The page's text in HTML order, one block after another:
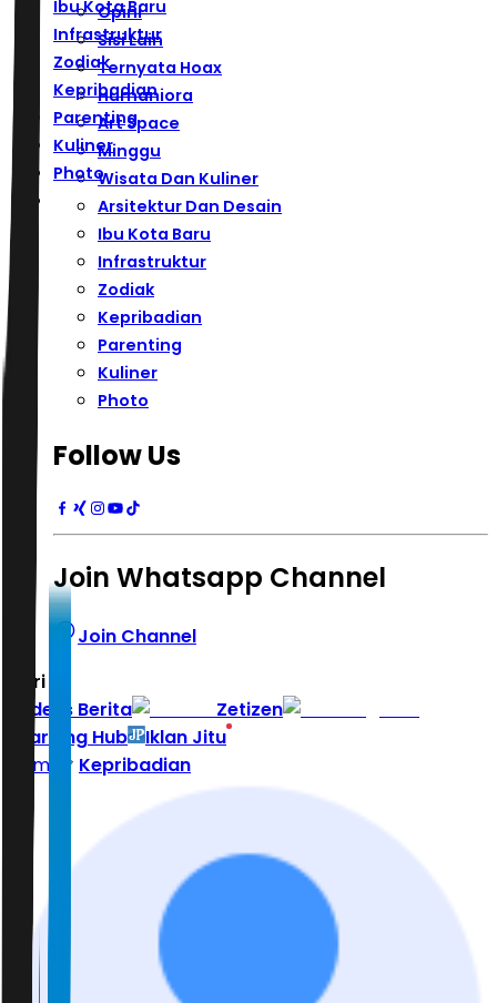
Ibu Kota Baru
Infrastruktur
Zodiak
Kepribadian
Parenting
Kuliner
Photo
Opini
Sisi Lain
Ternyata Hoax
Humaniora
Art Space
Minggu
Wisata Dan Kuliner
Arsitektur Dan Desain
Ibu Kota Baru
Infrastruktur
Zodiak
Kepribadian
Parenting
Kuliner
Photo
Follow Us
Join Whatsapp Channel
Join Channel
Hari ini
Indeks Berita
Zetizen
Learning Hub
Iklan Jitu
Home
Kepribadian